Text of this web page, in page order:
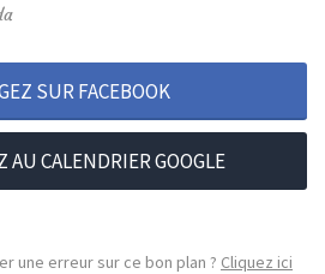
SUR FACEBOOK
AU CALENDRIER GOOGLE
une erreur sur ce bon plan ? Cliquez ici